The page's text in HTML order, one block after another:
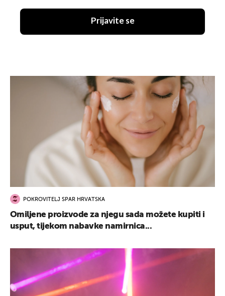
Prijavite se
POKROVITELJ SPAR HRVATSKA
Omiljene proizvode za njegu sada možete kupiti i
usput, tijekom nabavke namirnica...